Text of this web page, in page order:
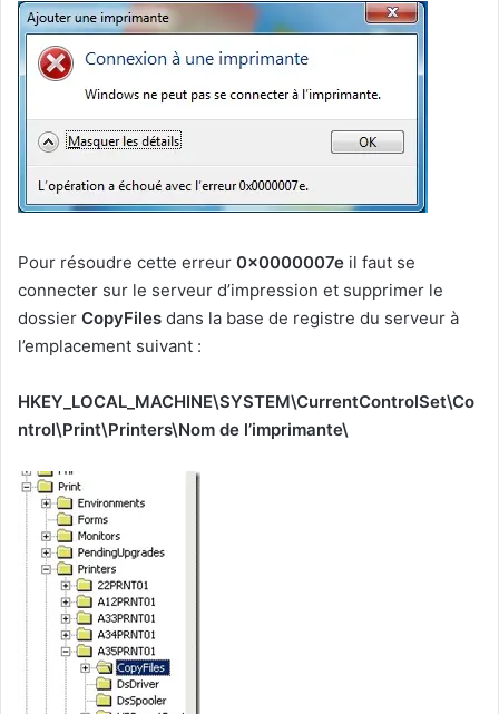
Pour résoudre cette erreur 0x0000007e il faut se
connecter sur le serveur d’impression et supprimer le
dossier CopyFiles dans la base de registre du serveur à
l’emplacement suivant :
HKEY_LOCAL_MACHINE\SYSTEM\CurrentControlSet\Co
ntrol\Print\Printers\Nom de l’imprimante\